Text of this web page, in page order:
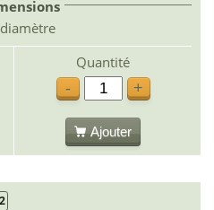
Quantité
-
+
Ajouter